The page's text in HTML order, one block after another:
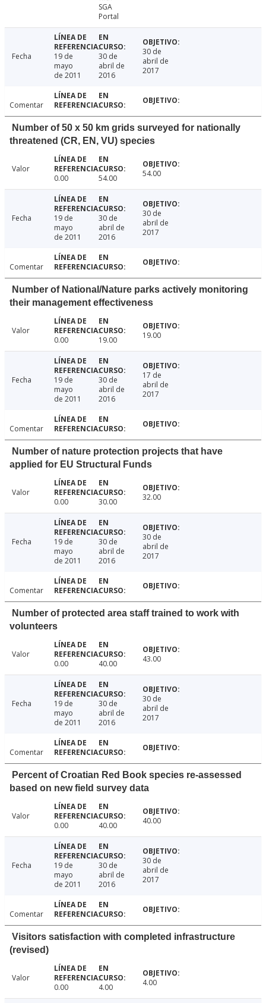
SGA
Portal
Fecha
19 de
mayo
de 2011
30 de
abril de
2016
30 de
abril de
2017
Comentar
Number of 50 x 50 km grids surveyed for nationally
threatened (CR, EN, VU) species
Valor
0.00
54.00 54.00
Fecha
19 de
mayo
de 2011
30 de
abril de
2016
30 de
abril de
2017
Comentar
Number of National/Nature parks actively monitoring
their management effectiveness
Valor
0.00
19.00 19.00
Fecha
19 de
mayo
de 2011
30 de
abril de
2016
17 de
abril de
2017
Comentar
Number of nature protection projects that have
applied for EU Structural Funds
Valor
0.00
30.00 32.00
Fecha
19 de
mayo
de 2011
30 de
abril de
2016
30 de
abril de
2017
Comentar
Number of protected area staff trained to work with
volunteers
Valor
0.00
40.00 43.00
Fecha
19 de
mayo
de 2011
30 de
abril de
2016
30 de
abril de
2017
Comentar
Percent of Croatian Red Book species re-assessed
based on new field survey data
Valor
0.00
40.00 40.00
Fecha
19 de
mayo
de 2011
30 de
abril de
2016
30 de
abril de
2017
Comentar
Visitors satisfaction with completed infrastructure
(revised)
Valor
0.00
4.00 4.00